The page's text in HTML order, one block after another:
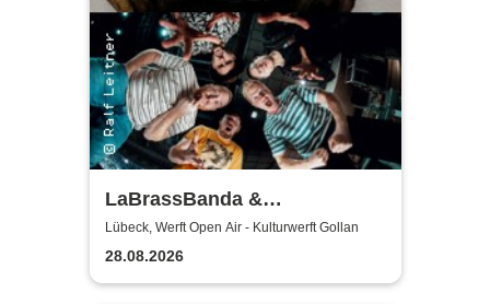
LaBrassBanda &
Fäaschtbänkler
Lübeck, Werft Open Air - Kulturwerft Gollan
28.08.2026